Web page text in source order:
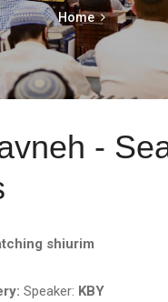
Home
-
shiurim
Speaker: KBY